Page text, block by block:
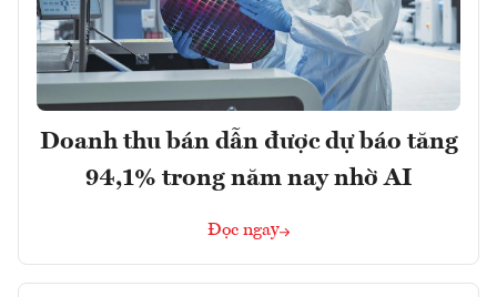
Doanh thu bán dẫn được dự báo tăng
94,1% trong năm nay nhờ AI
Đọc ngay